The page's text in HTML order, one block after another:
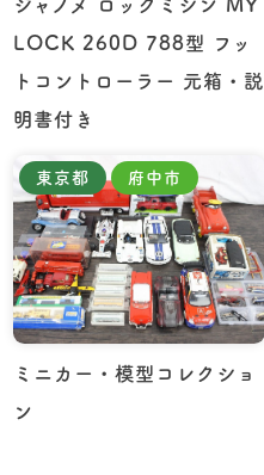
ジャノメ ロックミシン MY
LOCK 260D 788型 フッ
トコントローラー 元箱・説
明書付き
東京都 府中市
ミニカー・模型コレクショ
ン